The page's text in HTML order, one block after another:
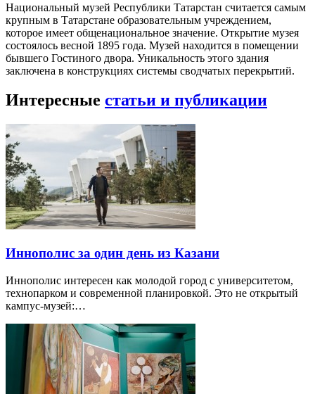
Национальный музей Республики Татарстан считается самым
крупным в Татарстане образовательным учреждением,
которое имеет общенациональное значение. Открытие музея
состоялось весной 1895 года. Музей находится в помещении
бывшего Гостиного двора. Уникальность этого здания
заключена в конструкциях системы сводчатых перекрытий.
Интересные статьи и публикации
Иннополис за один день из Казани
Иннополис интересен как молодой город с университетом,
технопарком и современной планировкой. Это не открытый
кампус-музей:…